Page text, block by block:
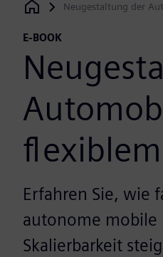
Siemens Digital Industries
Neugestaltung der
E-BOOK
Erfahren Sie, wie
autonome mobile
Skalierbarkeit